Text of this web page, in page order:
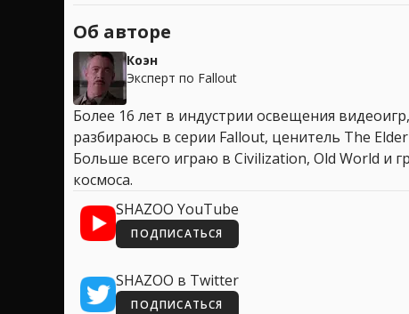
Об авторе
Коэн
Эксперт по Fallout
Более 16 лет в индустрии освещения
разбираюсь в серии Fallout, ценитель The
Больше всего играю в Civilization, Old World и
космоса.
SHAZOO YouTube
ПОДПИСАТЬСЯ
SHAZOO в Twitter
ПОДПИСАТЬСЯ